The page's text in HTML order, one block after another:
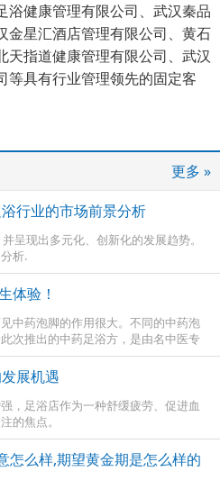
浴健康管理有限公司、武汉秦品
金星汇酒店管理有限公司、黄石
天指道健康管理有限公司、武汉
等具有行业管理领先的固定客
更多 »
行业的市场前景分析
呈现出多元化、创新化的发展趋势‌。
析.
体验！
中药泡脚的作用很大。不同的中药泡
次推出的中药足浴方，是由名中医专
配伍，针对不同体质和需求，提供个
祛风湿足浴方、阳虚体质方、气血亏
睡眠，还是想要调理身体、增强免疫
配方。
展机遇
，足浴店作为一种舒缓疲劳、促进血
的焦点。
怎么样,期望黄金期是怎么样的